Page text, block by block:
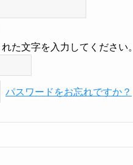
れた文字を入力してください。
パスワードをお忘れですか？